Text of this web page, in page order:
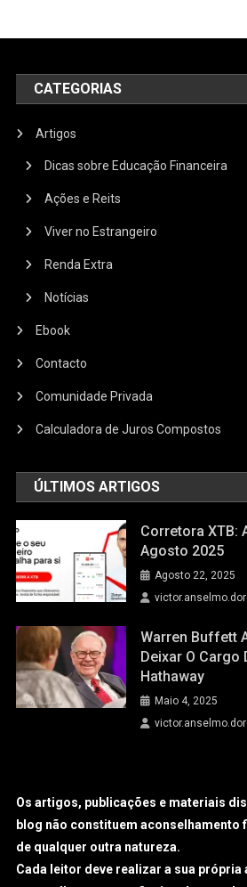
CATEGORIAS
Artigos
Dicas sobre Educação Financeira
Ações e Reits
Viver no Estrangeiro
Renda Extra
Notícias
Ebook
Contacto
Comunidade Privada
Calculadora de Juros Compostos
ÚLTIMOS ARTIGOS
Corretora XTB:
Agosto 2025
Agosto 22, 2025
Warren Buffett
Deixar O Cargo
Hathaway
Maio 4, 2025
Os artigos, publicações e materiais
blog não constituem aconselhamento
de qualquer outra natureza.
Cada leitor deve realizar a sua própria